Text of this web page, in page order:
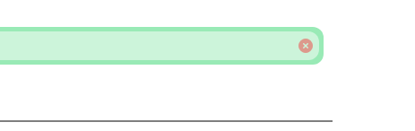
Husk mig
Glemt password
LOG IND